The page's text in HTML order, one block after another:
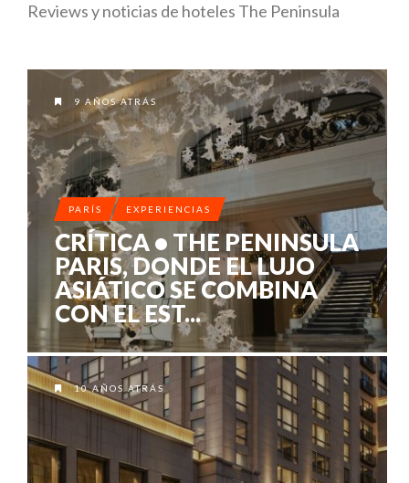
Reviews y noticias de hoteles The Peninsula
9 AÑOS ATRÁS
PARÍS EXPERIENCIAS
CRÍTICA • THE PENINSULA
PARIS, DONDE EL LUJO
ASIÁTICO SE COMBINA
CON EL EST...
10 AÑOS ATRÁS